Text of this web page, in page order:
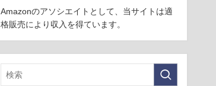
Amazonのアソシエイトとして、当サイトは適
格販売により収入を得ています。